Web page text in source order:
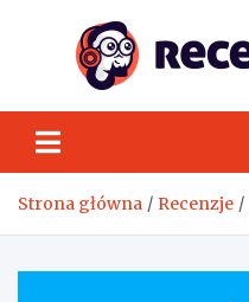
Strona główna Recenzje